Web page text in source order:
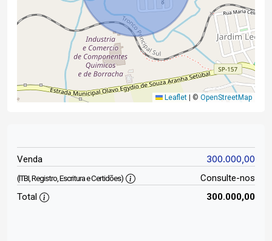
Leaflet © OpenStreetMap
Venda 300.000,00
(ITBI, Registro, Escritura e Certidões)
Consulte-nos
Total
300.000,00